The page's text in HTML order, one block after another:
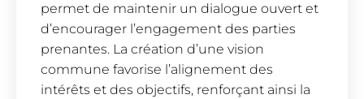
permet de maintenir un dialogue ouvert et
d’encourager l’engagement des parties
prenantes. La création d’une vision
commune favorise l’alignement des
intérêts et des objectifs, renforçant ainsi la